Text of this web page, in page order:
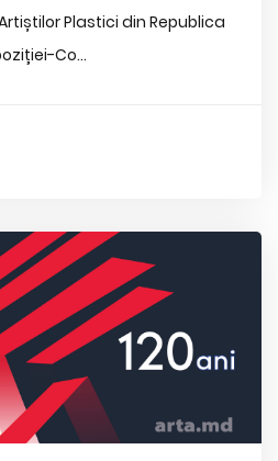
Plastici din Republica
Co...